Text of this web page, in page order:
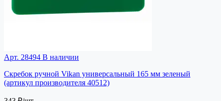
Арт. 28494 В наличии
Скребок ручной Vikan универсальный 165 мм зеленый
(артикул производителя 40512)